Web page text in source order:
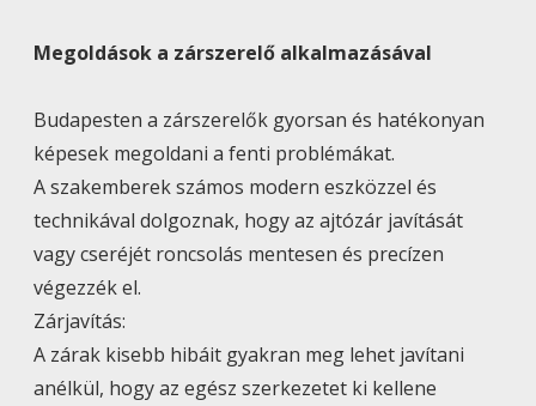
Megoldások a zárszerelő alkalmazásával
Budapesten a zárszerelők gyorsan és hatékonyan
képesek megoldani a fenti problémákat.
A szakemberek számos modern eszközzel és
technikával dolgoznak, hogy az ajtózár javítását
vagy cseréjét roncsolás mentesen és precízen
végezzék el.
Zárjavítás:
A zárak kisebb hibáit gyakran meg lehet javítani
anélkül, hogy az egész szerkezetet ki kellene